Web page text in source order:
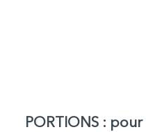
PORTIONS :